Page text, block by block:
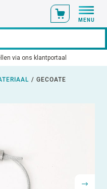
MENU
standaard uit voorraad leverbaar
/ GECOATE